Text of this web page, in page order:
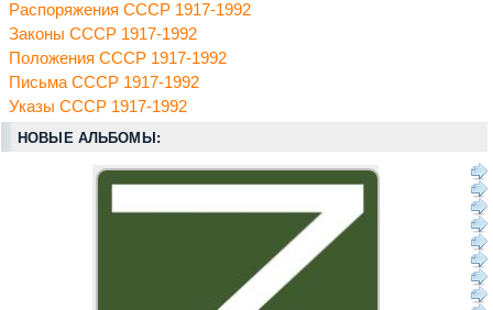
Распоряжения СССР 1917-1992
Законы СССР 1917-1992
Положения СССР 1917-1992
Письма СССР 1917-1992
Указы СССР 1917-1992
НОВЫЕ АЛЬБОМЫ: